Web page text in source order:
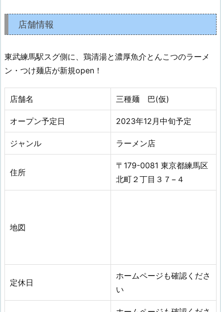
店舗情報
東武練馬駅スグ側に、鶏清湯と濃厚魚介とんこつのラーメ
ン・つけ麺店が新規open！
店舗名 三種麺 巴(仮)
オープン予定日 2023年12 月中旬予定
ジャンル ラーメン店
住所
〒179-0081 東京都練馬区
北町２丁目３７−４
地図
定休日
ホームページも確認くださ
い